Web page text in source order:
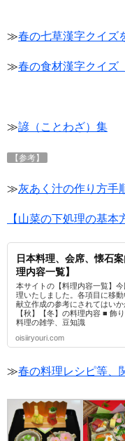
≫春の七草漢字クイズ
≫春の食材漢字クイズ
≫諺（ことわざ）集
【参考】
≫灰あく汁の作り方手
【山菜の下処理の基本
日本料理、会席、懐石
理内容一覧】
本サイトの【料理内容一覧】
理いたしました。各項目に移
献立作成の参考にされてはいか
【秋】【冬】の料理内容 ■ 飾
料理の雑学、豆知識
oisiiryouri.com
≫春の料理レシピ等、